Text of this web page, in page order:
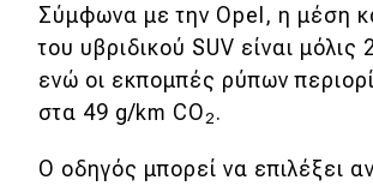
Motorsport
Eco
Νέα
Σύμφωνα με την Opel, η μέση
του υβριδικού SUV είναι
ενώ οι εκπομπές ρύπων
στα 49 g/km CO2.
Ο οδηγός μπορεί να επιλέξει